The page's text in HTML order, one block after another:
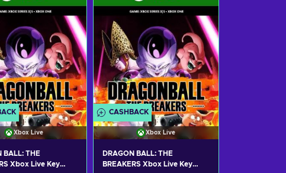
Xbox Live
BALL: THE
Xbox Live Key
CASHBACK
Xbox Live
DRAGON BALL: THE
BREAKERS Xbox Live Key